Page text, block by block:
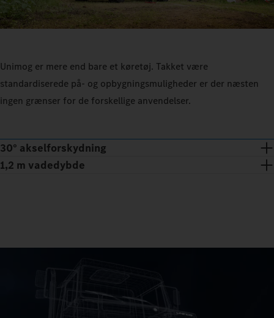
Unimog er mere end bare et køretøj. Takket være
standardiserede på- og opbygningsmuligheder er der næsten
ingen grænser for de forskellige anvendelser.
30° akselforskydning
1,2 m vadedybde